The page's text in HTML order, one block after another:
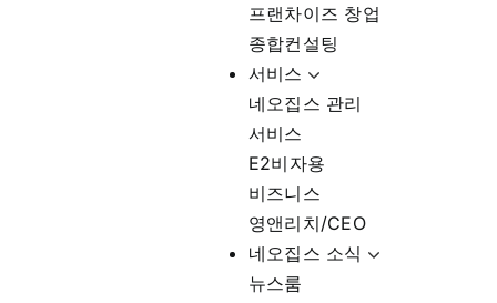
프랜차이즈 창업
종합컨설팅
서비스
네오집스 관리
서비스
E2비자용
비즈니스
영앤리치/CEO
네오집스 소식
뉴스룸